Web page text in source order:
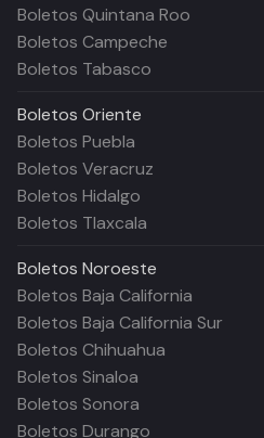
Boletos Quintana Roo
Boletos Campeche
Boletos Tabasco
Boletos Oriente
Boletos Puebla
Boletos Veracruz
Boletos Hidalgo
Boletos Tlaxcala
Boletos Noroeste
Boletos Baja California
Boletos Baja California Sur
Boletos Chihuahua
Boletos Sinaloa
Boletos Sonora
Boletos Durango